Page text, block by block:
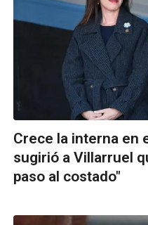
Crece la interna en
sugirió a Villarruel
paso al costado"